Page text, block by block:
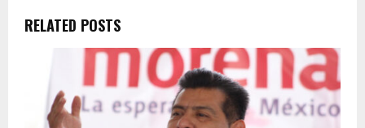
RELATED POSTS